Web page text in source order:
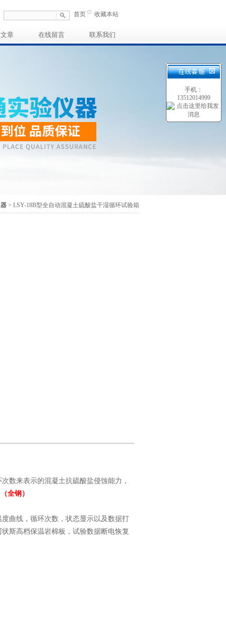
首页 收藏本站
章 在线留言 联系我们
> ​LSY-18B型全自动混凝土硫酸盐干湿循环试验箱
数来表示的混凝土抗硫酸盐侵蚀能力，
（全钢）
曲线，循环次数，状态显示以及数据打
斯高档保温岩棉板，试验数据断电恢复
手机：
13512014999